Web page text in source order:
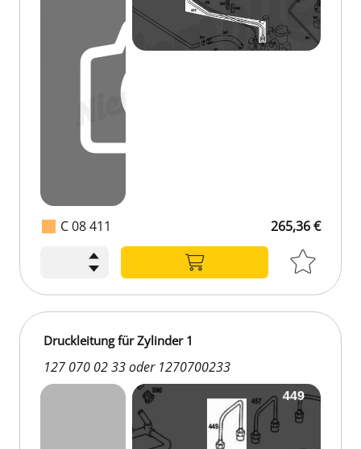
C 08 411 265,36 €
Druckleitung für Zylinder 1
127 070 02 33 oder 1270700233